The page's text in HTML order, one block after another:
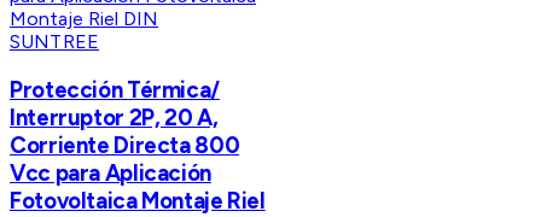
SUNTREE
Protección Térmica/
Interruptor 2P, 20 A,
Corriente Directa 800
Vcc para Aplicación
Fotovoltaica Montaje Riel